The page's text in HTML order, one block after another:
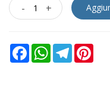
- +
FacebookWhatsAppTelegram